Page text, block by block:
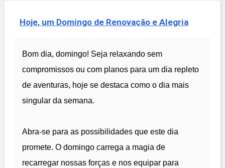
Hoje, um Domingo de Renovação e Alegria
Bom dia, domingo! Seja relaxando sem
compromissos ou com planos para um dia repleto
de aventuras, hoje se destaca como o dia mais
singular da semana.
Abra-se para as possibilidades que este dia
promete. O domingo carrega a magia de
recarregar nossas forças e nos equipar para